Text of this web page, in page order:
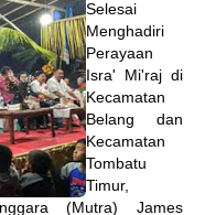
Selesai
Menghadiri
Perayaan
Isra' Mi'raj di
Kecamatan
Belang dan
Kecamatan
Tombatu
Timur,
(Mutra) James